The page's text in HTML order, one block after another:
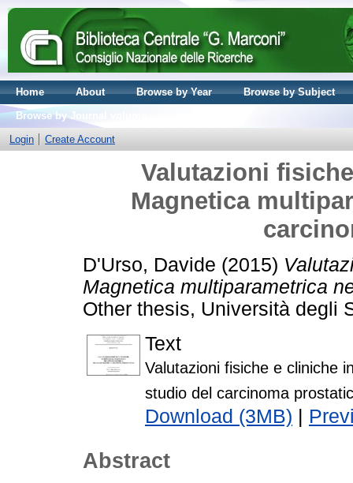
Home About Browse by Year
Browse by Subject
Browse by Journal volume
Login
Create Account
Valutazioni
Magnetica
D'Urso, Davide (2015)
Magnetica multiparametrica
Other thesis, Università degli
Text
Valutazioni fisiche e cliniche
studio del carcinoma
Download (3MB) |
Abstract